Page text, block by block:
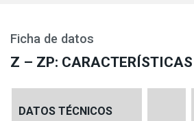
Ficha de datos
Z – ZP:
DATOS TÉCNICOS